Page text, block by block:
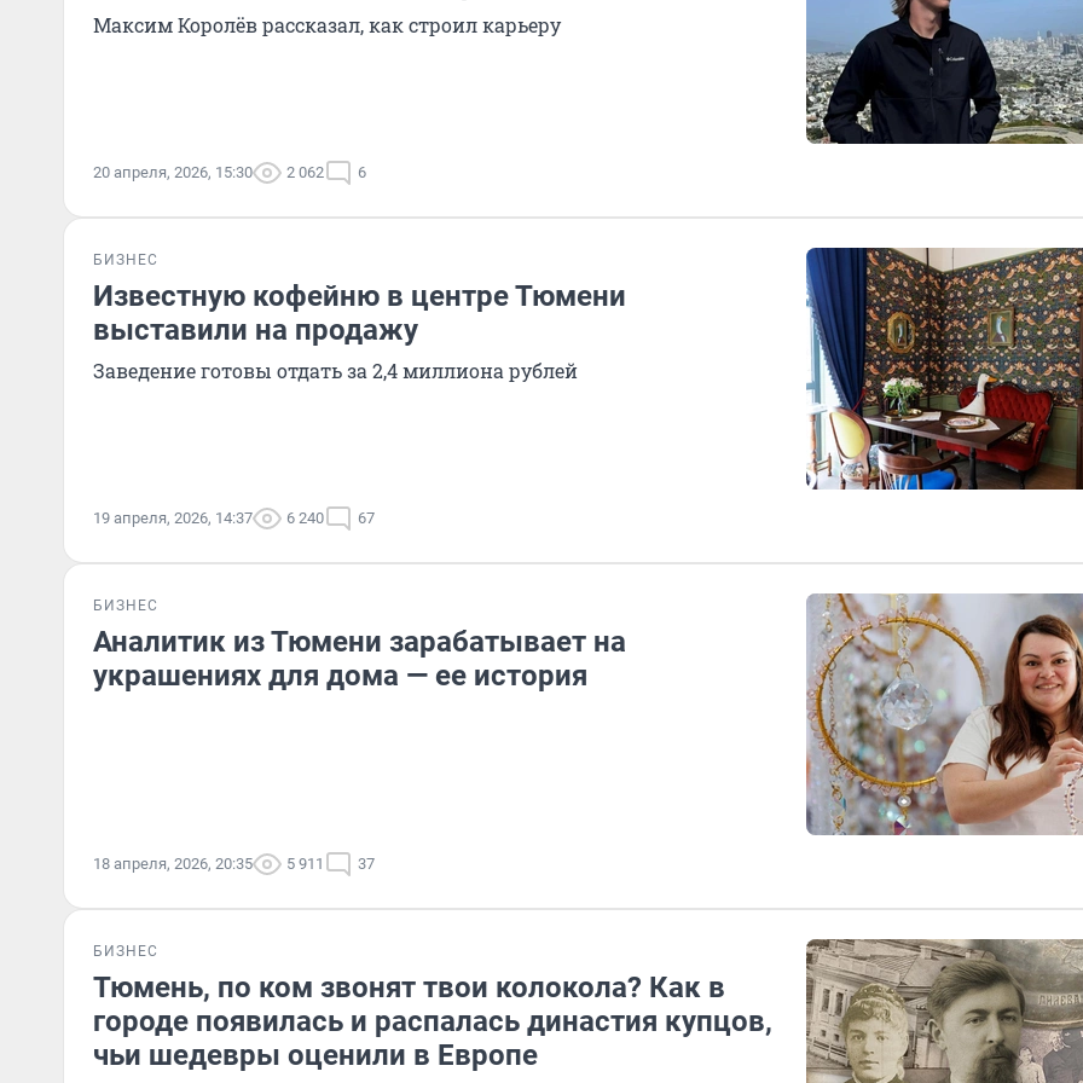
Максим Королёв рассказал, как строил карьеру
20 апреля, 2026, 15:30 2 062 6
БИЗНЕС
Известную кофейню в центре Тюмени
выставили на продажу
Заведение готовы отдать за 2,4 миллиона рублей
19 апреля, 2026, 14:37 6 240 67
БИЗНЕС
Аналитик из Тюмени зарабатывает на
украшениях для дома — ее история
18 апреля, 2026, 20:35 5 911 37
БИЗНЕС
Тюмень, по ком звонят твои колокола? Как в
городе появилась и распалась династия купцов,
чьи шедевры оценили в Европе